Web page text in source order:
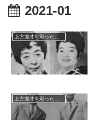
2021-01
上方漫才を彩った人々（仮）